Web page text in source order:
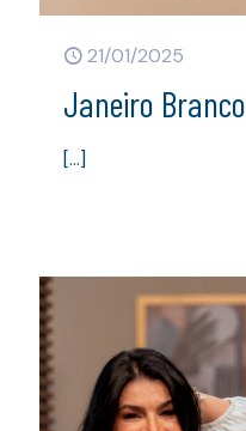
21/01/2025
Janeiro Branco
[…]